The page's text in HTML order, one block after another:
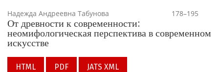
Надежда Андреевна Табунова 178–195
От древности к современности:
неомифологическая перспектива в современном
искусстве
HTML PDF JATS XML